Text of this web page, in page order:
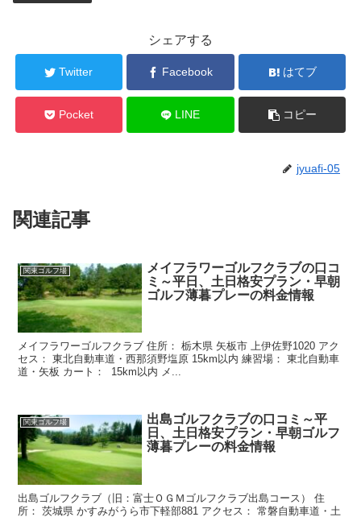
シェアする
Twitter Facebook はてブ
Pocket LINE コピー
jyuafi-05
関連記事
関東ゴルフ場
メイフラワーゴルフクラブの口コ
ミ～平日、土日格安プラン・早朝
ゴルフ薄暮プレーの料金情報
メイフラワーゴルフクラブ 住所： 栃木県 矢板市 上伊佐野1020 アク
セス： 東北自動車道・西那須野塩原 15km以内 練習場： 東北自動車
道・矢板 カート： 15km以内 メ...
関東ゴルフ場
出島ゴルフクラブの口コミ～平
日、土日格安プラン・早朝ゴルフ
薄暮プレーの料金情報
出島ゴルフクラブ（旧：富士ＯＧＭゴルフクラブ出島コース） 住
所： 茨城県 かすみがうら市下軽部881 アクセス： 常磐自動車道・土